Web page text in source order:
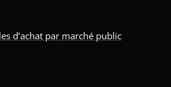
d’achat par marché public